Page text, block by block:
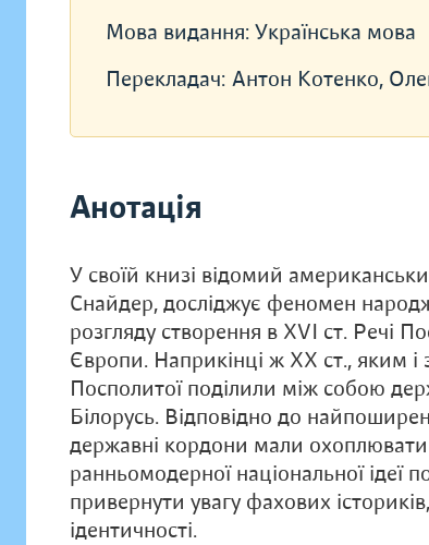
Мова видання: Українська мова
Перекладач: Антон Котенко,
Анотація
У своїй книзі відомий
Снайдер, досліджує феномен
розгляду створення в XVI ст. Речі
Європи. Наприкінці ж ХХ ст., яким і
Посполитої поділили між собою
Білорусь. Відповідно до
державні кордони мали
ранньомодерної національної ідеї
привернути увагу фахових
ідентичності.